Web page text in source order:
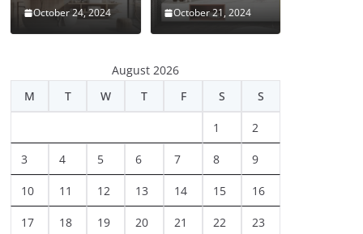
October 24, 2024 October 21, 2024
August 2026
M
T W T F S S
1 2
3 4 5 6 7 8 9
10 11 12 13 14 15 16
17 18 19 20 21 22 23